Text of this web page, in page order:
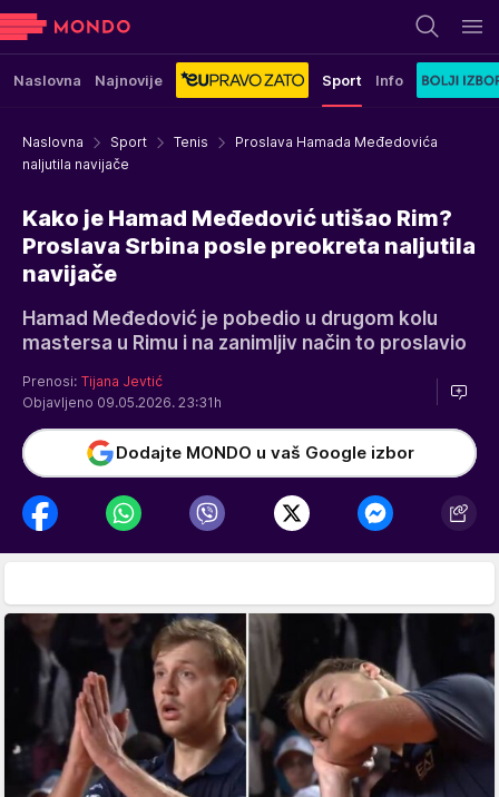
Naslovna Najnovije Sport Info
Naslovna Sport Tenis
Proslava Hamada Međedovića
naljutila navijače
Kako je Hamad Međedović utišao Rim?
Proslava Srbina posle preokreta naljutila
navijače
Hamad Međedović je pobedio u drugom kolu
mastersa u Rimu i na zanimljiv način to proslavio
Prenosi: Tijana Jevtić
Objavljeno 09.05.2026. 23:31h
Dodajte MONDO u vaš Google izbor